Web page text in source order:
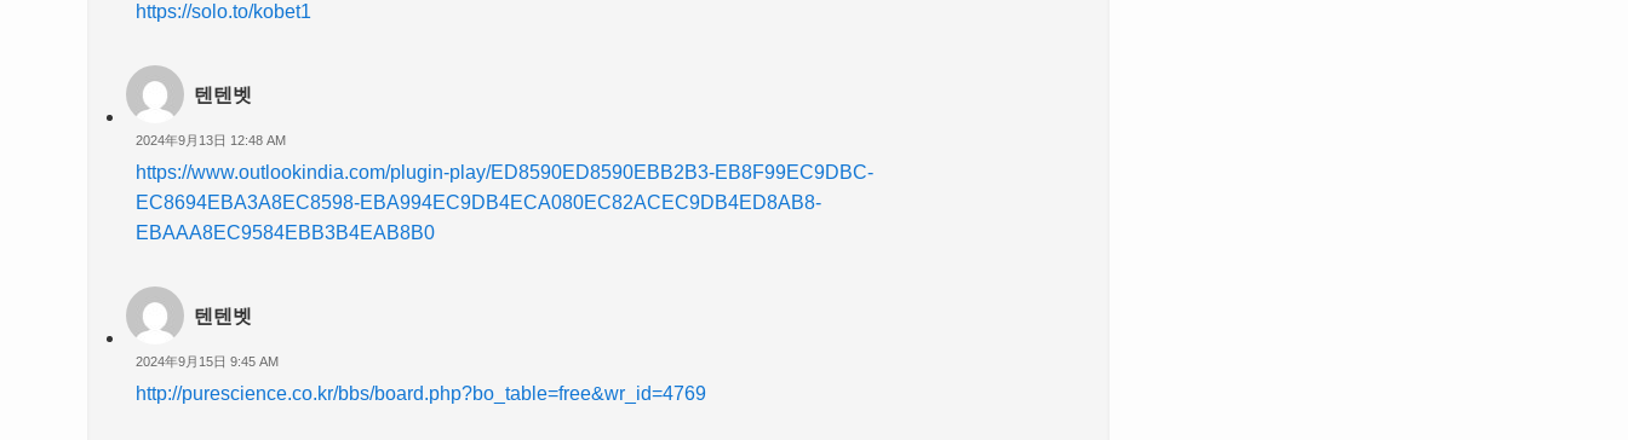
https://solo.to/kobet1
텐텐벳
2024年9月13日 12:48 AM
https://www.outlookindia.com/plugin-play/ED8590ED8590EBB2B3-EB8F99EC9DBC-
EC8694EBA3A8EC8598-EBA994EC9DB4ECA080EC82ACEC9DB4ED8AB8-
EBAAA8EC9584EBB3B4EAB8B0
텐텐벳
2024年9月15日 9:45 AM
http://purescience.co.kr/bbs/board.php?bo_table=free&wr_id=4769